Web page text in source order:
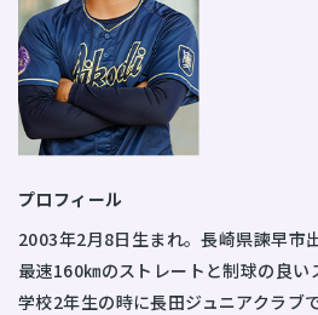
プロフィール
2003年2月8日生まれ。長崎県諫早市出
最速160㎞のストレートと制球の良い
学校2年生の時に長田ジュニアクラブ